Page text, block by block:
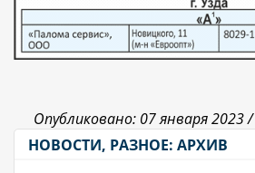
Опубликовано: 07 января 2023 /
НОВОСТИ, РАЗНОЕ: АРХИВ